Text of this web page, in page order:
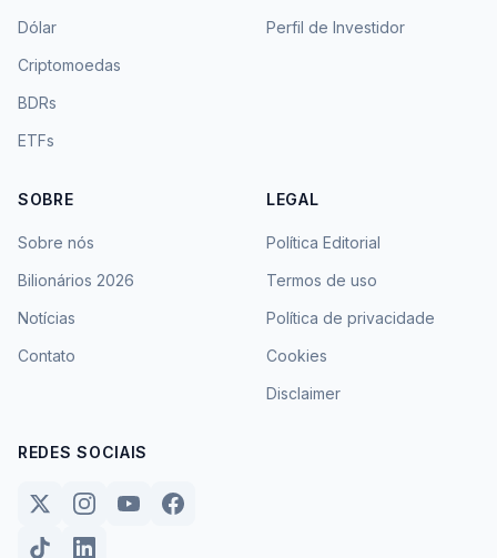
Dólar
Criptomoedas
BDRs
ETFs
Perfil de Investidor
SOBRE
Sobre nós
Bilionários 2026
Notícias
Contato
LEGAL
Política Editorial
Termos de uso
Política de privacidade
Cookies
Disclaimer
REDES SOCIAIS